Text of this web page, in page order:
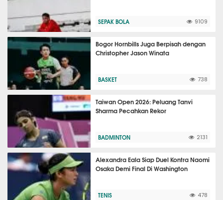
SEPAK BOLA 9109
Bogor Hornbills Juga Berpisah dengan
Christopher Jason Winata
BASKET 738
Taiwan Open 2026: Peluang Tanvi
Sharma Pecahkan Rekor
BADMINTON 2131
Alexandra Eala Siap Duel Kontra Naomi
Osaka Demi Final Di Washington
TENIS 478